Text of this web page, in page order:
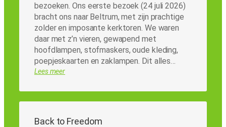
bezoeken. Ons eerste bezoek (24 juli 2026)
bracht ons naar Beltrum, met zijn prachtige
zolder en imposante kerktoren. We waren
daar met z’n vieren, gewapend met
hoofdlampen, stofmaskers, oude kleding,
poepjeskaarten en zaklampen. Dit alles…
Lees meer
Back to Freedom